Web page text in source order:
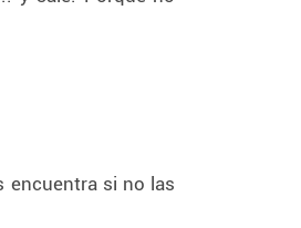
encuentra si no las